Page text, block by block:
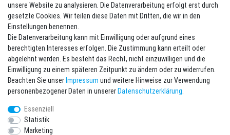
Newsletter eintragen
Melde Dich an um alle Vorteile zu genießen. Plus 10 EUR Gutschein für
die Newsletteranmeldung, einlösbar ab 75 EUR Warenwert!
E-MAIL **
Newsletter
Honig
Hiermit bestätige ich, dass ich dieDaten­schutz­erklärunggelesen habe. Meine
Einwilligung kann ich jederzeit widerrufen.**
unsere Website zu analysieren. Die Datenverarbeitung erfolgt erst durch
gesetzte Cookies. Wir teilen diese Daten mit Dritten, die wir in den
Einstellungen benennen.
Die Datenverarbeitung kann mit Einwilligung oder aufgrund eines
berechtigten Interesses erfolgen. Die Zustimmung kann erteilt oder
abgelehnt werden. Es besteht das Recht, nicht einzuwilligen und die
Einwilligung zu einem späteren Zeitpunkt zu ändern oder zu widerrufen.
Beachten Sie unserImpressum und weitere Hinweise zur Verwendung
personenbezogener Daten in unsererDaten­schutz­erklärung.
Essenziell
Statistik
Marketing